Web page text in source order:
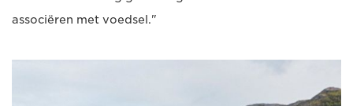
associëren met voedsel."